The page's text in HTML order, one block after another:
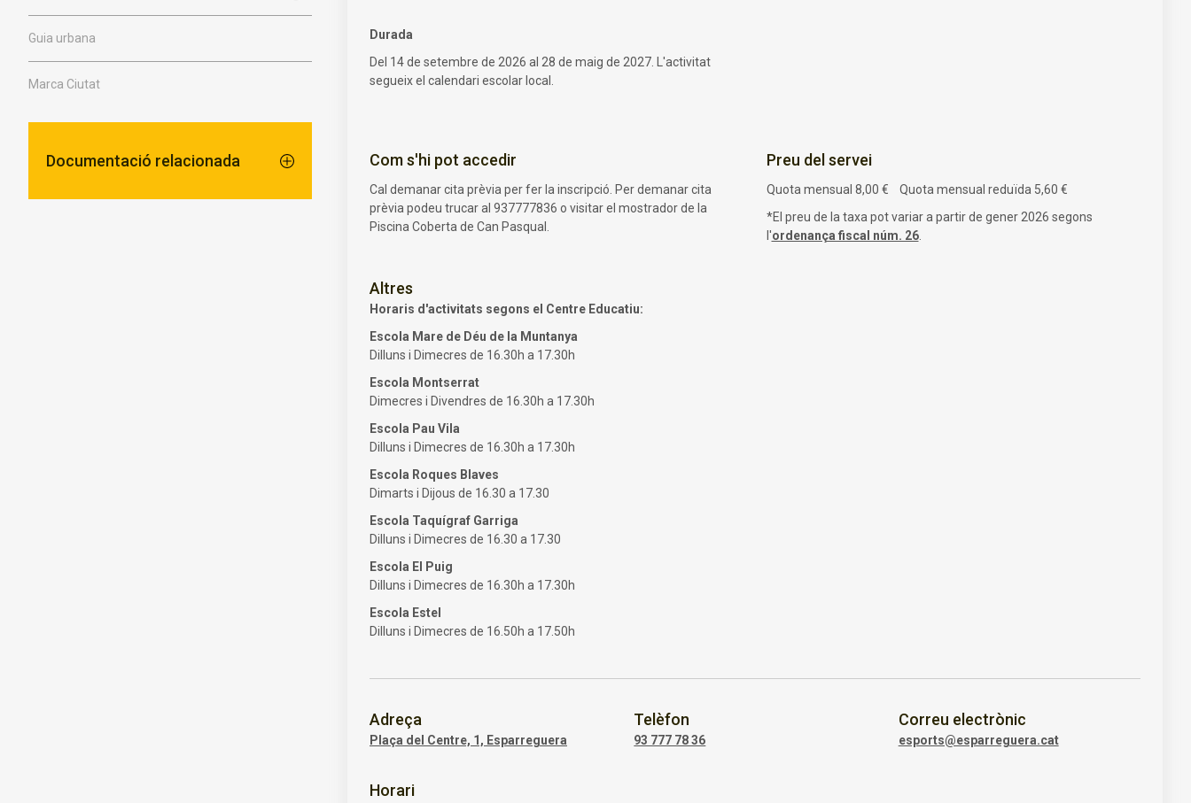
Guia urbana
Marca Ciutat
Documentació relacionada
Durada
Del 14 de setembre de 2026 al 28 de maig de 2027. L'activitat
segueix el calendari escolar local.
Com s'hi pot accedir
Cal demanar cita prèvia per fer la inscripció. Per demanar cita
prèvia podeu trucar al 937777836 o visitar el mostrador de la
Piscina Coberta de Can Pasqual.
Preu del servei
Quota mensual 8,00 € Quota mensual reduïda 5,60 €
*El preu de la taxa pot variar a partir de gener 2026 segons
l'ordenança fiscal núm. 26.
Altres
Horaris d'activitats segons el Centre Educatiu:
Escola Mare de Déu de la Muntanya
Dilluns i Dimecres de 16.30h a 17.30h
Escola Montserrat
Dimecres i Divendres de 16.30h a 17.30h
Escola Pau Vila
Dilluns i Dimecres de 16.30h a 17.30h
Escola Roques Blaves
Dimarts i Dijous de 16.30 a 17.30
Escola Taquígraf Garriga
Dilluns i Dimecres de 16.30 a 17.30
Escola El Puig
Dilluns i Dimecres de 16.30h a 17.30h
Escola Estel
Dilluns i Dimecres de 16.50h a 17.50h
Adreça
Plaça del Centre, 1, Esparreguera
Telèfon
93 777 78 36
Correu electrònic
esports@esparreguera.cat
Horari